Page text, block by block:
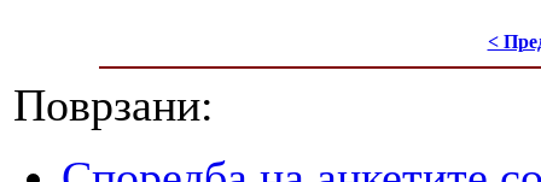
<
Поврзани: